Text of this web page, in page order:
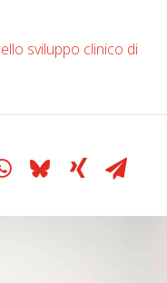
sviluppo clinico di